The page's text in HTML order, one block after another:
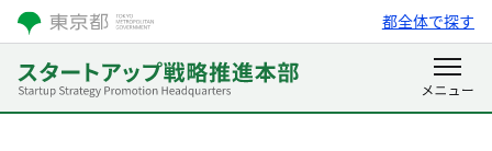
都全体で探す